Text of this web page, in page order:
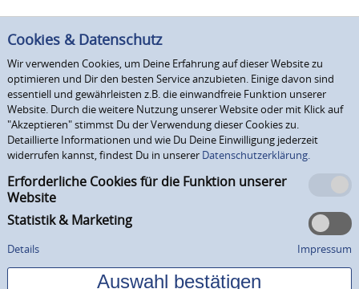
Cookies & Datenschutz
Wir verwenden Cookies, um Deine Erfahrung auf dieser Website zu
optimieren und Dir den besten Service anzubieten. Einige davon sind
essentiell und gewährleisten z.B. die einwandfreie Funktion unserer
Website. Durch die weitere Nutzung unserer Website oder mit Klick auf
"Akzeptieren" stimmst Du der Verwendung dieser Cookies zu.
Detaillierte Informationen und wie Du Deine Einwilligung jederzeit
widerrufen kannst, findest Du in unserer Datenschutzerklärung.
Erforderliche Cookies für die Funktion unserer
Website
Statistik & Marketing
Details Impressum